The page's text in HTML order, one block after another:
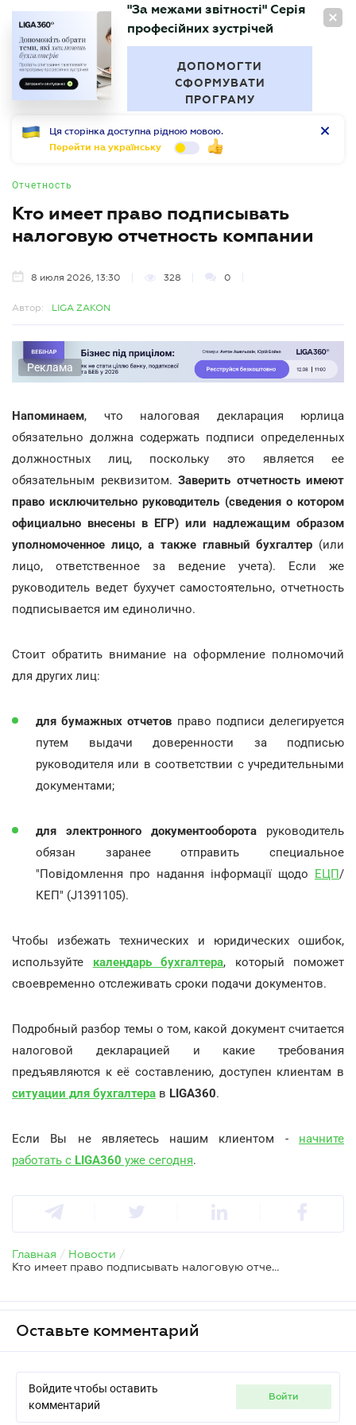
RU
БУХГАЛТЕР
"За межами звітності" Серія
професійних зустрічей
ДОПОМОГТИ
СФОРМУВАТИ
ПРОГРАМУ
Ця сторінка доступна рідною мовою.
Перейти на українську
Отчетность
Кто имеет право подписывать
налоговую отчетность компании
8 июля 2026, 13:30 328 0
Автор: LIGA ZAKON
Реклама
Напоминаем, что налоговая декларация юрлица
обязательно должна содержать подписи определенных
должностных лиц, поскольку это является ее
обязательным реквизитом. Заверить отчетность имеют
право исключительно руководитель (сведения о котором
официально внесены в ЕГР) или надлежащим образом
уполномоченное лицо, а также главный бухгалтер (или
лицо, ответственное за ведение учета). Если же
руководитель ведет бухучет самостоятельно, отчетность
подписывается им единолично.
Стоит обратить внимание на оформление полномочий
для других лиц:
для бумажных отчетов право подписи делегируется
путем выдачи доверенности за подписью
руководителя или в соответствии с учредительными
документами;
для электронного документооборота руководитель
обязан заранее отправить специальное
"Повідомлення про надання інформації щодо ЕЦП/
КЕП" (J1391105).
Чтобы избежать технических и юридических ошибок,
используйте календарь бухгалтера, который поможет
своевременно отслеживать сроки подачи документов.
Подробный разбор темы о том, какой документ считается
налоговой декларацией и какие требования
предъявляются к её составлению, доступен клиентам в
ситуации для бухгалтера в LIGA360.
Если Вы не являетесь нашим клиентом - начните
работать с LIGA360 уже сегодня.
Главная / Новости /
Кто имеет право подписывать налоговую отчетность компании
Оставьте комментарий
Войдите чтобы оставить
комментарий
войти